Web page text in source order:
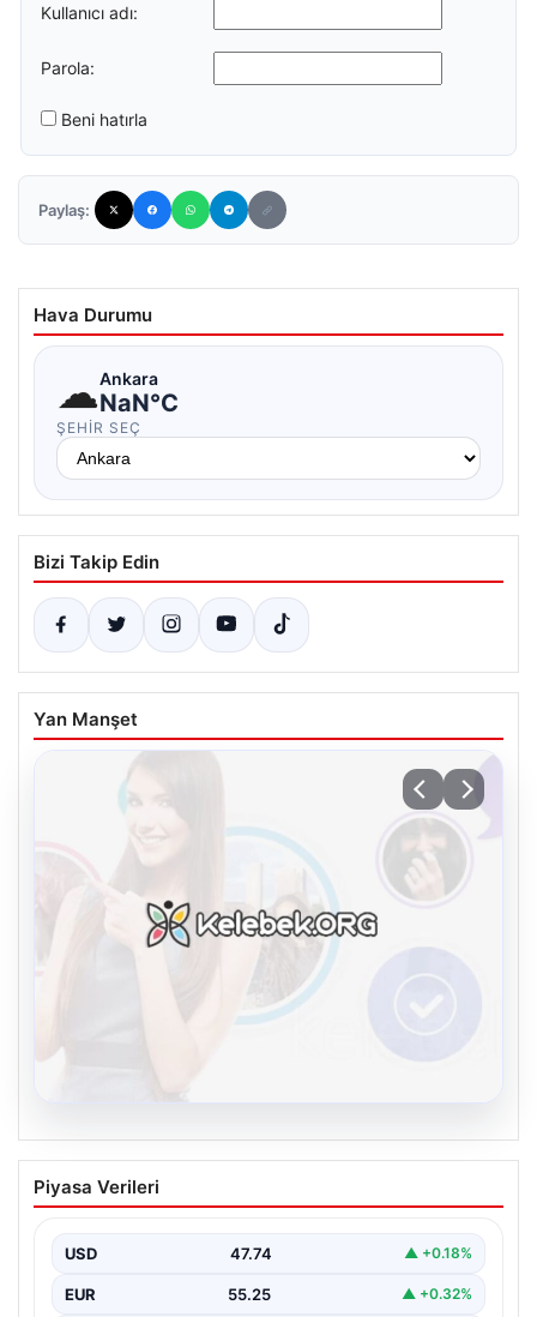
Kullanıcı adı:
Parola:
Beni hatırla
Paylaş:
Hava Durumu
☁Ankara
NaN°C
ŞEHIR SEÇ
Bizi Takip Edin
Yan Manşet
Kelebek.Org İle Çevrim içi İletişimin
Güvenli Adresi Ve Chat Deneyimi
kurması büyük bir hassasiyet ifade etmektedir.
Güncel…
Piyasa Verileri
USD 47.74 ▲ +0.18%
EUR 55.25 ▲ +0.32%